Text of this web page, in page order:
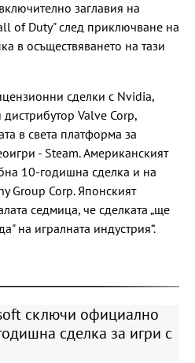
заглавия на
of Duty" след приключване на
в осъществяването на тази
сделки с Nvidia,
Valve Corp,
в света платформа за
- Steam. Американският
10-годишна сделка и на
Group Corp. Японският
седмица, че сделката „ще
на игралната индустрия“.
сключи официално
сделка за игри с